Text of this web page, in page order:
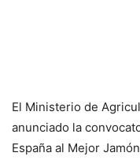
El Ministerio de
anunciado la
España al Mejor